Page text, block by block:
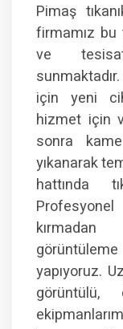
Pimaş
firmamız bu
ve
için yeni
hizmet için
sonra
yıkanarak
hattında
yapıyoruz.
görüntülü,